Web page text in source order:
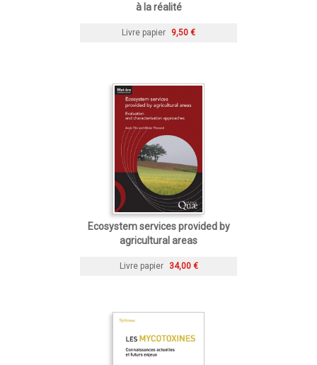
à la réalité
Livre papier 9,50 €
Ecosystem services provided by
agricultural areas
Livre papier 34,00 €